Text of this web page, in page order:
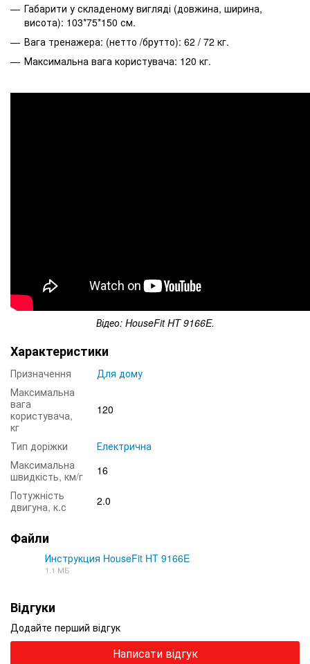
Габарити у складеному вигляді (довжина, ширина,
висота): 103*75*150 см.
Вага тренажера: (нетто /брутто): 62 / 72 кг.
Максимальна вага користувача: 120 кг.
Відео: HouseFit HT 9166E.
Характеристики
Призначення
Для дому
Максимальна
вага
користувача,
кг
120
Тип доріжки
Електрична
Максимальна
швидкість, км/г
16
Потужність
двигуна, к.с
2.0
Файли
Инструкция HouseFit HT 9166E
1.1 МБ
Відгуки
Додайте перший відгук
Написати відгук